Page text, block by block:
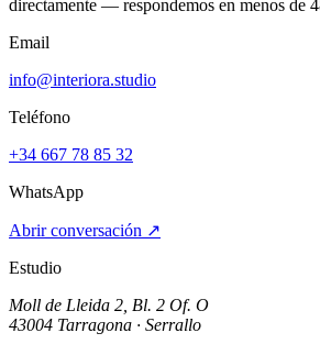
directamente — respondemos en menos de
Email
info@interiora.studio
Teléfono
+34 667 78 85 32
WhatsApp
Abrir conversación ↗
Estudio
Moll de Lleida 2, Bl. 2 Of. O
43004 Tarragona · Serrallo